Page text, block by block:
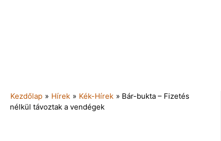
Kezdőlap » Hírek » Kék-Hírek » Bár-bukta – Fizetés
nélkül távoztak a vendégek